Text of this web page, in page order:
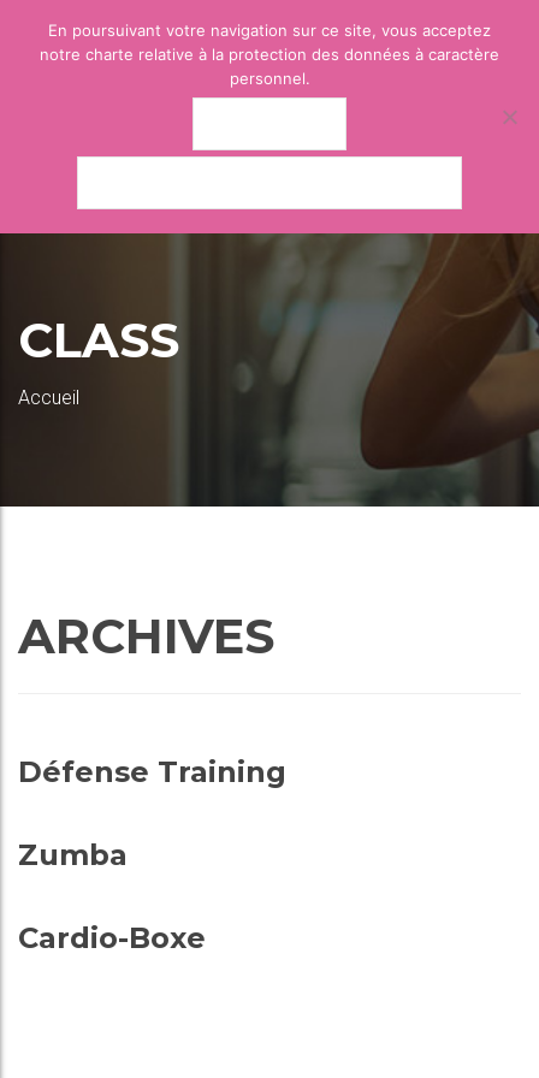
CLASS
Accueil
ARCHIVES
Défense Training
Zumba
Cardio-Boxe
En poursuivant votre navigation sur ce site, vous acceptez
notre charte relative à la protection des données à caractère
personnel.